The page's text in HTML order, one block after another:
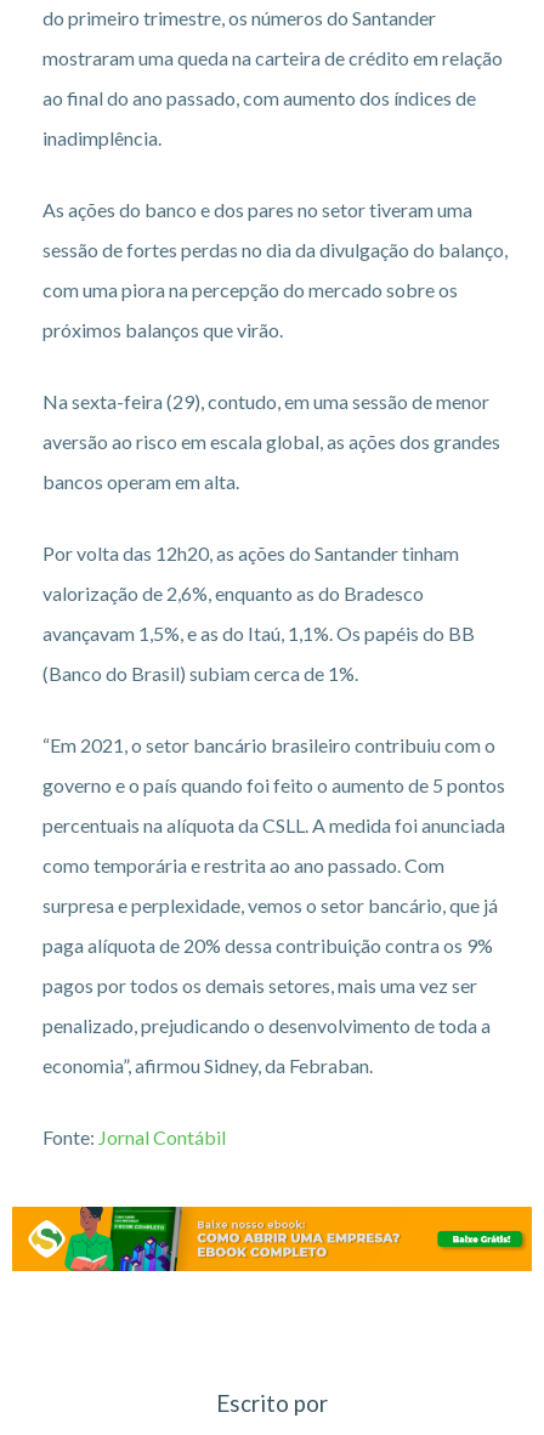
do primeiro trimestre, os números do Santander
mostraram uma queda na carteira de crédito em relação
ao final do ano passado, com aumento dos índices de
inadimplência.
As ações do banco e dos pares no setor tiveram uma
sessão de fortes perdas no dia da divulgação do balanço,
com uma piora na percepção do mercado sobre os
próximos balanços que virão.
Na sexta-feira (29), contudo, em uma sessão de menor
aversão ao risco em escala global, as ações dos grandes
bancos operam em alta.
Por volta das 12h20, as ações do Santander tinham
valorização de 2,6%, enquanto as do Bradesco
avançavam 1,5%, e as do Itaú, 1,1%. Os papéis do BB
(Banco do Brasil) subiam cerca de 1%.
“Em 2021, o setor bancário brasileiro contribuiu com o
governo e o país quando foi feito o aumento de 5 pontos
percentuais na alíquota da CSLL. A medida foi anunciada
como temporária e restrita ao ano passado. Com
surpresa e perplexidade, vemos o setor bancário, que já
paga alíquota de 20% dessa contribuição contra os 9%
pagos por todos os demais setores, mais uma vez ser
penalizado, prejudicando o desenvolvimento de toda a
economia”, afirmou Sidney, da Febraban.
Fonte: Jornal Contábil
Escrito por